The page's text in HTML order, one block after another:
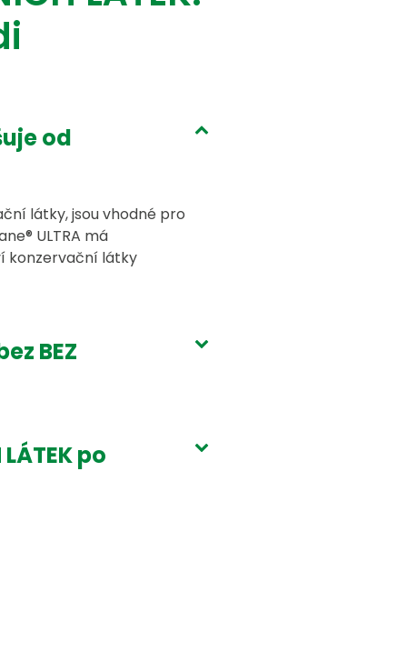
od
látky, jsou vhodné pro
ULTRA má
konzervační látky
BEZ
po